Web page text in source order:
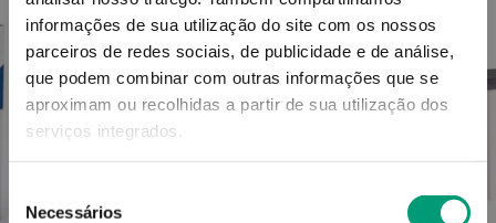
informações de sua utilização do site com os nossos
parceiros de redes sociais, de publicidade e de análise,
que podem combinar com outras informações que se
aproximam ou recolhidas a partir de sua utilização dos
serviços integrados.
Necessários